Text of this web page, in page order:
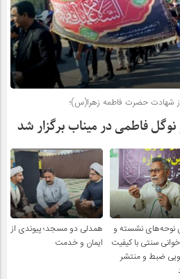
شهادت حضرت فاطمه زهرا(س)؛
فاطمی در میناب برگزار شد
نوحه‌های نشسته و
سنتی با کیفیت
ضبط و منتشر
همدلی دو مسجد؛ پیوندی از
ایمان و خدمت